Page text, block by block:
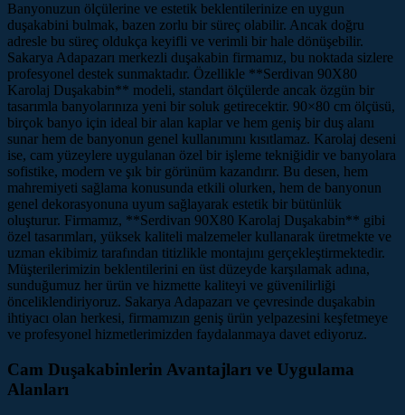
Banyonuzun ölçülerine ve estetik beklentilerinize en uygun
duşakabini bulmak, bazen zorlu bir süreç olabilir. Ancak doğru
adresle bu süreç oldukça keyifli ve verimli bir hale dönüşebilir.
Sakarya Adapazarı merkezli duşakabin firmamız, bu noktada sizlere
profesyonel destek sunmaktadır. Özellikle **Serdivan 90X80
Karolaj Duşakabin** modeli, standart ölçülerde ancak özgün bir
tasarımla banyolarınıza yeni bir soluk getirecektir. 90×80 cm ölçüsü,
birçok banyo için ideal bir alan kaplar ve hem geniş bir duş alanı
sunar hem de banyonun genel kullanımını kısıtlamaz. Karolaj deseni
ise, cam yüzeylere uygulanan özel bir işleme tekniğidir ve banyolara
sofistike, modern ve şık bir görünüm kazandırır. Bu desen, hem
mahremiyeti sağlama konusunda etkili olurken, hem de banyonun
genel dekorasyonuna uyum sağlayarak estetik bir bütünlük
oluşturur. Firmamız, **Serdivan 90X80 Karolaj Duşakabin** gibi
özel tasarımları, yüksek kaliteli malzemeler kullanarak üretmekte ve
uzman ekibimiz tarafından titizlikle montajını gerçekleştirmektedir.
Müşterilerimizin beklentilerini en üst düzeyde karşılamak adına,
sunduğumuz her ürün ve hizmette kaliteyi ve güvenilirliği
önceliklendiriyoruz. Sakarya Adapazarı ve çevresinde duşakabin
ihtiyacı olan herkesi, firmamızın geniş ürün yelpazesini keşfetmeye
ve profesyonel hizmetlerimizden faydalanmaya davet ediyoruz.
Cam Duşakabinlerin Avantajları ve Uygulama
Alanları